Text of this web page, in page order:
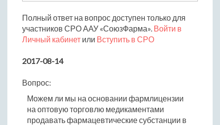
Полный ответ на вопрос доступен только для
участников СРО ААУ «СоюзФарма». Войти в
Личный кабинет или Вступить в СРО
2017-08-14
Вопрос:
Можем ли мы на основании фармлицензии
на оптовую торговлю медикаментами
продавать фармацевтические субстанции в